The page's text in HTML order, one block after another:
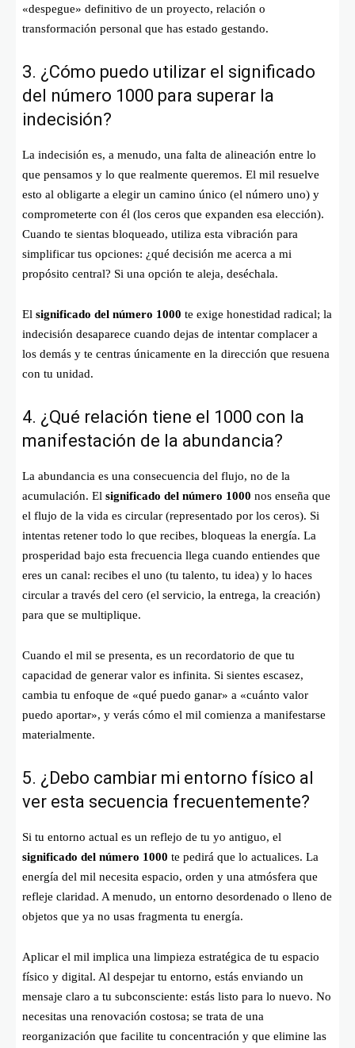
«despegue» definitivo de un proyecto, relación o
transformación personal que has estado gestando.
3. ¿Cómo puedo utilizar el significado
del número 1000 para superar la
indecisión?
La indecisión es, a menudo, una falta de alineación entre lo
que pensamos y lo que realmente queremos. El mil resuelve
esto al obligarte a elegir un camino único (el número uno) y
comprometerte con él (los ceros que expanden esa elección).
Cuando te sientas bloqueado, utiliza esta vibración para
simplificar tus opciones: ¿qué decisión me acerca a mi
propósito central? Si una opción te aleja, deséchala.
El significado del número 1000 te exige honestidad radical; la
indecisión desaparece cuando dejas de intentar complacer a
los demás y te centras únicamente en la dirección que resuena
con tu unidad.
4. ¿Qué relación tiene el 1000 con la
manifestación de la abundancia?
La abundancia es una consecuencia del flujo, no de la
acumulación. El significado del número 1000 nos enseña que
el flujo de la vida es circular (representado por los ceros). Si
intentas retener todo lo que recibes, bloqueas la energía. La
prosperidad bajo esta frecuencia llega cuando entiendes que
eres un canal: recibes el uno (tu talento, tu idea) y lo haces
circular a través del cero (el servicio, la entrega, la creación)
para que se multiplique.
Cuando el mil se presenta, es un recordatorio de que tu
capacidad de generar valor es infinita. Si sientes escasez,
cambia tu enfoque de «qué puedo ganar» a «cuánto valor
puedo aportar», y verás cómo el mil comienza a manifestarse
materialmente.
5. ¿Debo cambiar mi entorno físico al
ver esta secuencia frecuentemente?
Si tu entorno actual es un reflejo de tu yo antiguo, el
significado del número 1000 te pedirá que lo actualices. La
energía del mil necesita espacio, orden y una atmósfera que
refleje claridad. A menudo, un entorno desordenado o lleno de
objetos que ya no usas fragmenta tu energía.
Aplicar el mil implica una limpieza estratégica de tu espacio
físico y digital. Al despejar tu entorno, estás enviando un
mensaje claro a tu subconsciente: estás listo para lo nuevo. No
necesitas una renovación costosa; se trata de una
reorganización que facilite tu concentración y que elimine las